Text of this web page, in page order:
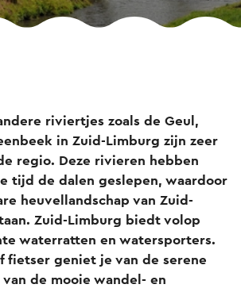
riviertjes zoals de Geul,
in Zuid-Limburg zijn zeer
regio. Deze rivieren hebben
tijd de dalen geslepen, waardoor
heuvellandschap van Zuid-
Zuid-Limburg biedt volop
waterratten en watersporters.
fietser geniet je van de serene
de mooie wandel- en